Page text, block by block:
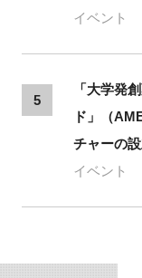
イベント
5
「大学発
ド」（
チャーの
イベント